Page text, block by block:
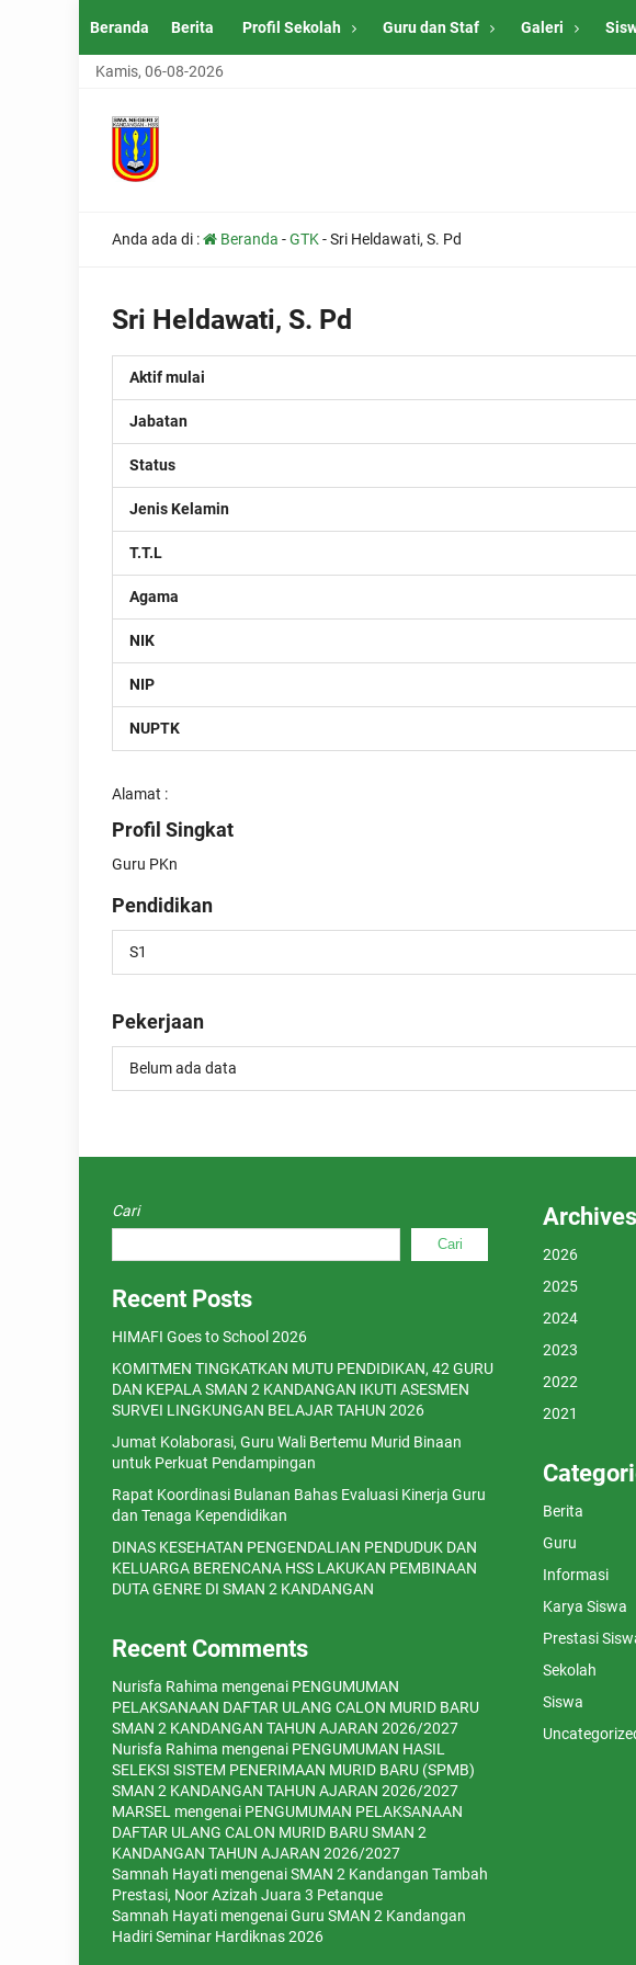
Beranda Berita Profil Sekolah Guru dan Staf Galeri
Kamis, 06-08-2026
Anda ada di : Beranda -GTK-Sri Heldawati, S. Pd
Sri Heldawati, S. Pd
Aktif mulai
Jabatan
Status
Jenis Kelamin
T.T.L
Agama
NIK
NIP
NUPTK
Alamat :
Profil Singkat
Guru PKn
Pendidikan
S1
Pekerjaan
Belum ada data
Cari
Cari
Recent Posts
HIMAFI Goes to School 2026
KOMITMEN TINGKATKAN MUTU PENDIDIKAN, 42 GURU
DAN KEPALA SMAN 2 KANDANGAN IKUTI ASESMEN
SURVEI LINGKUNGAN BELAJAR TAHUN 2026
Jumat Kolaborasi, Guru Wali Bertemu Murid Binaan
untuk Perkuat Pendampingan
Rapat Koordinasi Bulanan Bahas Evaluasi Kinerja Guru
dan Tenaga Kependidikan
DINAS KESEHATAN PENGENDALIAN PENDUDUK DAN
KELUARGA BERENCANA HSS LAKUKAN PEMBINAAN
DUTA GENRE DI SMAN 2 KANDANGAN
Recent Comments
Nurisfa Rahima mengenai PENGUMUMAN
PELAKSANAAN DAFTAR ULANG CALON MURID BARU
SMAN 2 KANDANGAN TAHUN AJARAN 2026/2027
Nurisfa Rahima mengenai PENGUMUMAN HASIL
SELEKSI SISTEM PENERIMAAN MURID BARU (SPMB)
SMAN 2 KANDANGAN TAHUN AJARAN 2026/2027
MARSEL mengenai PENGUMUMAN PELAKSANAAN
DAFTAR ULANG CALON MURID BARU SMAN 2
KANDANGAN TAHUN AJARAN 2026/2027
Samnah Hayati mengenaiSMAN 2 Kandangan Tambah
Prestasi, Noor Azizah Juara 3 Petanque
Samnah Hayati mengenaiGuru SMAN 2 Kandangan
Hadiri Seminar Hardiknas 2026
Archives
2026
2025
2024
2023
2022
2021
Berita
Guru
Informasi
Karya Siswa
Prestasi
Sekolah
Siswa